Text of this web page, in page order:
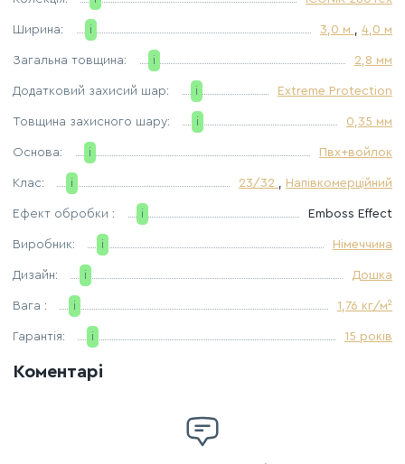
Ширина: i 3,0 м , 4,0 м
Загальна товщина: i 2,8 мм
Додатковий захисий шар: i Extreme Protection
Товщина захисного шару: i 0,35 мм
Основа: i Пвх+войлок
Клас: i 23/32 , Напівкомерційний
Ефект обробки : i Emboss Effect
Виробник: i Німеччина
Дизайн: i Дошка
Вага : i 1,76 кг/м²
Гарантія: i 15 років
Коментарі